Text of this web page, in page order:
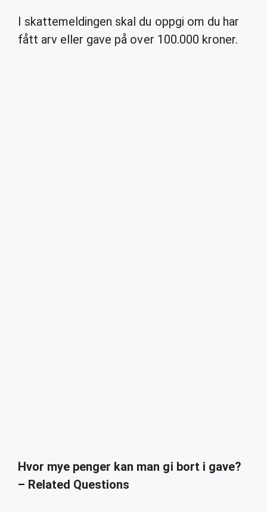
I skattemeldingen skal du oppgi om du har
fått arv eller gave på over 100.000 kroner.
Hvor mye penger kan man gi bort i gave?
– Related Questions